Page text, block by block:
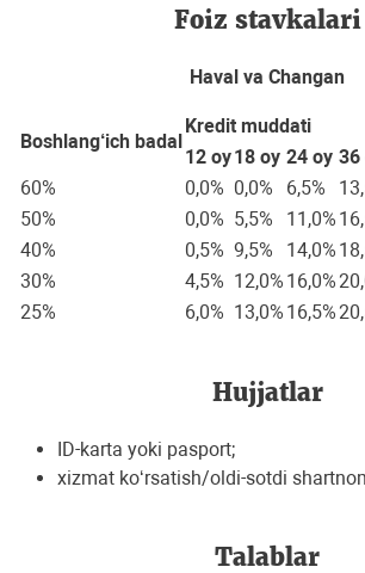
Foiz stavkalari
Haval va Changan
Boshlang‘ich badal
Kredit muddati
12 oy18 oy 24 oy 36
60%
0,0% 0,0% 6,5%
50%
0,0% 5,5% 11,0%
40%
0,5% 9,5% 14,0%
30%
4,5% 12,0% 16,0%
25%
6,0% 13,0% 16,5%
Hujjatlar
ID-karta yoki pasport;
xizmat ko‘rsatish/oldi-sotdi
Talablar